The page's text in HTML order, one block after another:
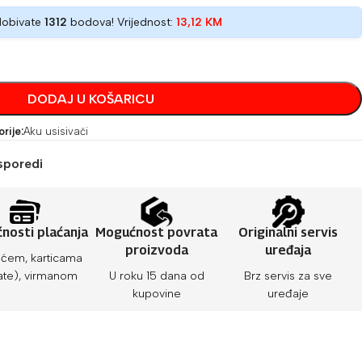
1312 bodova! Vrijednost: 13,12 KM
DODAJ U KOŠARICU
Aku usisivači
plaćanja
karticama
virmanom
Mogućnost povrata
proizvoda
U roku 15 dana od
kupovine
Originalni servis
uređaja
Brz servis za sve
uređaje